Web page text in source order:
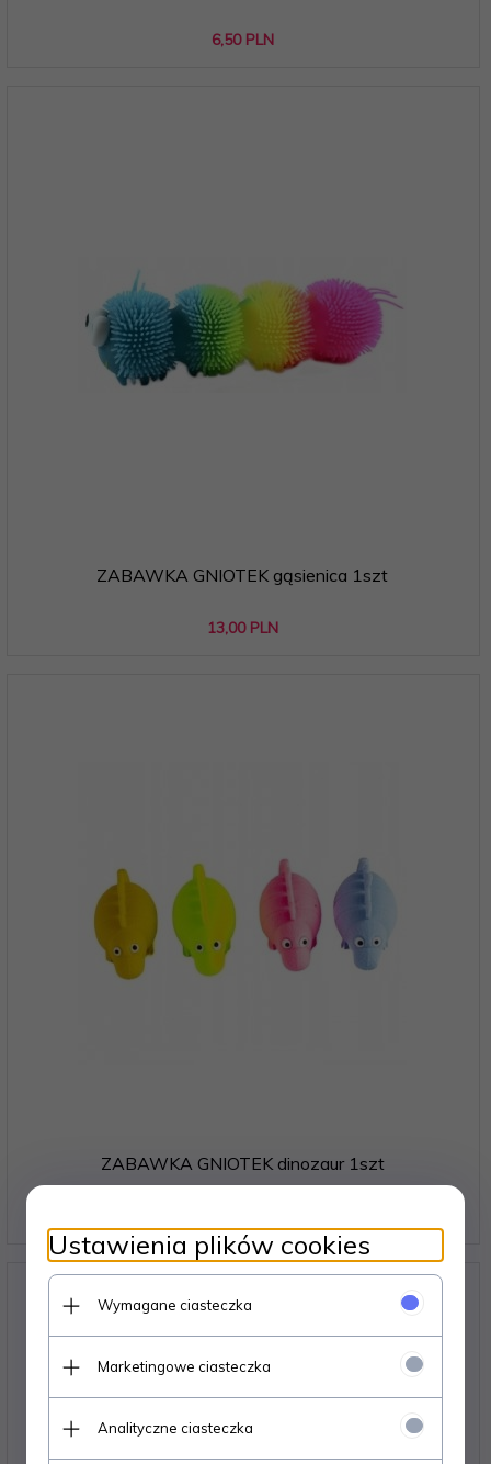
6,50 PLN
ZABAWKA GNIOTEK gąsienica 1szt
13,00 PLN
ZABAWKA GNIOTEK dinozaur 1szt
Ustawienia plików cookies
Wymagane ciasteczka
Marketingowe ciasteczka
Analityczne ciasteczka